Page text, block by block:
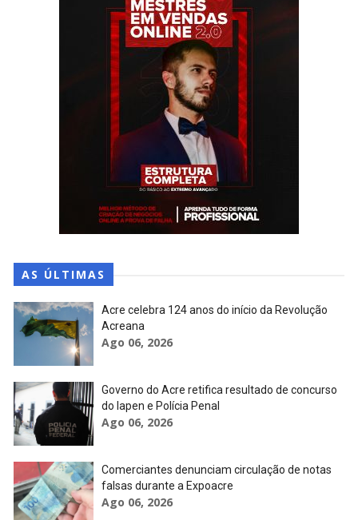
AS ÚLTIMAS
Acre celebra 124 anos do início da Revolução
Acreana
Ago 06, 2026
Governo do Acre retifica resultado de concurso
do Iapen e Polícia Penal
Ago 06, 2026
Comerciantes denunciam circulação de notas
falsas durante a Expoacre
Ago 06, 2026